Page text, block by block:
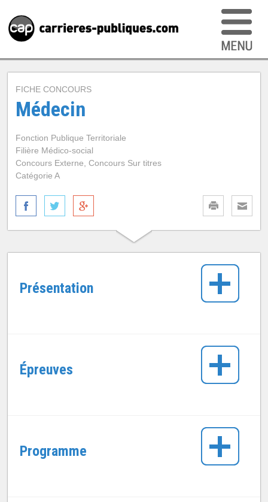
FICHE CONCOURS
Médecin
Fonction Publique Territoriale
Filière Médico-social
Concours Externe, Concours Sur titres
Catégorie A
Présentation
Épreuves
Programme